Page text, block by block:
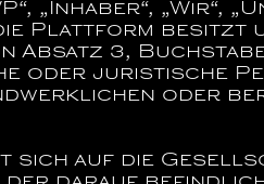
„Inhaber“, „Wir“,
Plattform besitzt
Absatz 3,
oder juristische
oder
sich auf die